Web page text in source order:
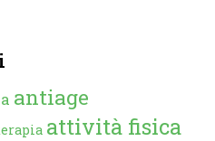
antiage
attività fisica